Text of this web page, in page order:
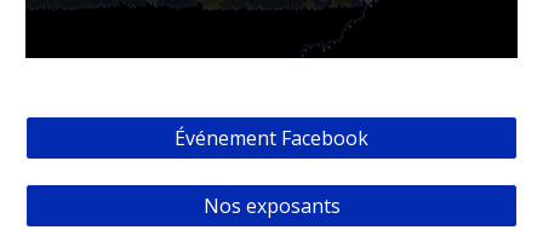
Événement Facebook
Nos exposants